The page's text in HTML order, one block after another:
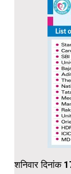
शनिवार दिनांक